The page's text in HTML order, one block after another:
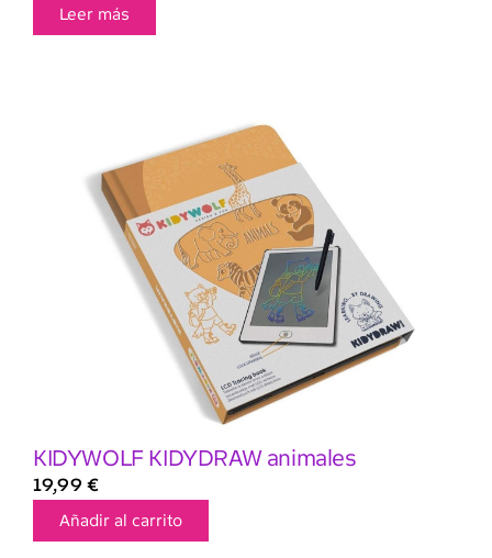
Leer más
KIDYWOLF KIDYDRAW animales
19,99 €
Añadir al carrito